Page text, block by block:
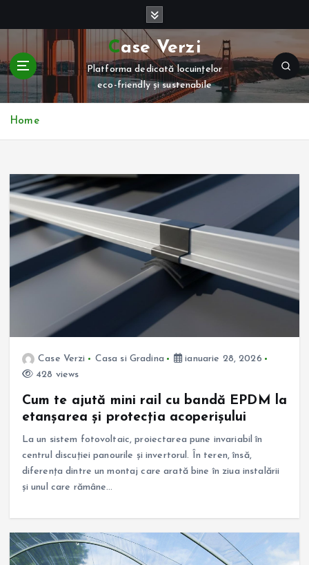
t
c
Case Verzi
Platforma dedicată locuințelor
eco-friendly și sustenabile
Home
Case Verzi Casa si Gradina
ianuarie 28, 2026
428 views
Cum te ajută mini rail cu bandă EPDM la
etanșarea și protecția acoperișului
La un sistem fotovoltaic, proiectarea pune invariabil în
centrul discuției panourile și invertorul. În teren, însă,
diferența dintre un montaj care arată bine în ziua instalării
și unul care rămâne…